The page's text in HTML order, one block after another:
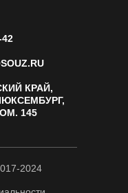
2024
42
КРАЙ,
145